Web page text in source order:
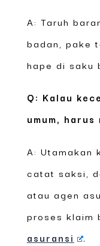
A: Taruh
badan, pake
hape di saku
Q: Kalau
umum, harus
A: Utamakan
catat saksi,
atau agen
proses klaim
asuransi
.